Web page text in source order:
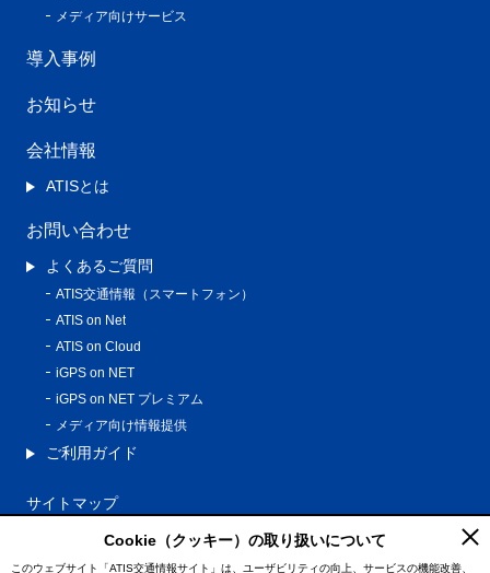
メディア向けサービス
導入事例
お知らせ
会社情報
ATISとは
お問い合わせ
よくあるご質問
ATIS交通情報（スマートフォン）
ATIS on Net
ATIS on Cloud
iGPS on NET
iGPS on NET プレミアム
メディア向け情報提供
ご利用ガイド
サイトマップ
プライバシーポリシー
利用規約
Cookie（クッキー）の取り扱いについて
このウェブサイト「ATIS交通情報サイト」は、ユーザビリティの向上、サービスの機能改善、